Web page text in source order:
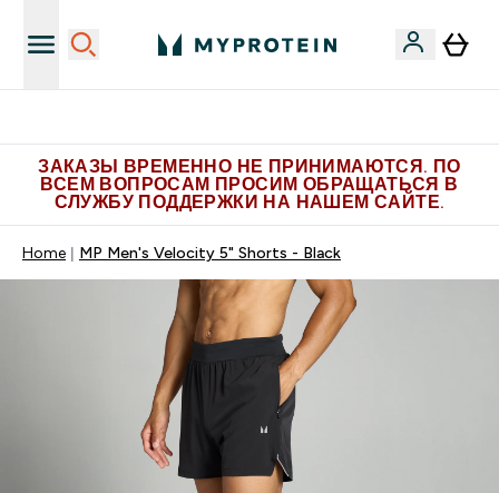
ЗАКАЗЫ ВРЕМЕННО НЕ ПРИНИМАЮТСЯ. ПО
ВСЕМ ВОПРОСАМ ПРОСИМ ОБРАЩАТЬСЯ В
СЛУЖБУ ПОДДЕРЖКИ НА НАШЕМ САЙТЕ.
Home MP Men's Velocity 5" Shorts - Black